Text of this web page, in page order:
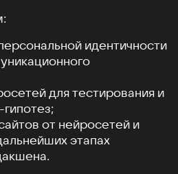
идентичности
для тестирования и
от нейросетей и
этапах